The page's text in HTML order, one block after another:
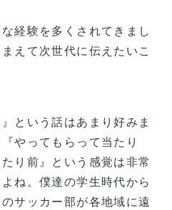
経験を多くされてきまし
えて次世代に伝えたいこ
という話はあまり好みま
やってもらって当たり
り前』という感覚は非常
ね。僕達の学生時代から
サッカー部が各地域に遠